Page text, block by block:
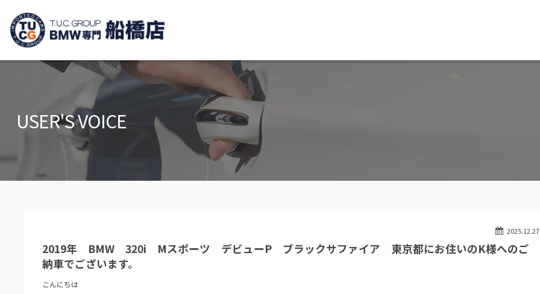
在庫リスト
Stock list
保証＆サービス
Warranty and Serivce
アクセスマップ
Special service
オーダーサービス
会社概要
Company
USER'S VOICE
2025.12.27
2019年 BMW 320i Mスポーツ デビューP ブラックサファイア 東京都にお住いのK様へのご
納車でございます。
こんにちは